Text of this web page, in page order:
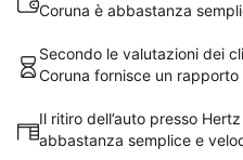
Coruna è abbastanza
Secondo le valutazioni dei
Coruna fornisce un
Il ritiro dell’auto presso
abbastanza semplice e